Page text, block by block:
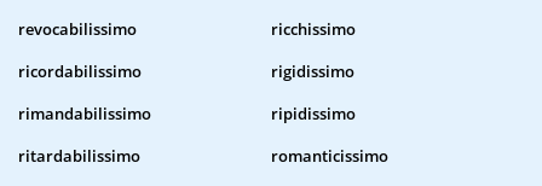
revocabilissimo
ricchissimo
ricordabilissimo
rigidissimo
rimandabilissimo
ripidissimo
ritardabilissimo
romanticissimo